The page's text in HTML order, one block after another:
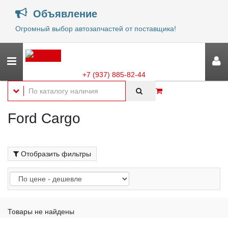
Объявление
Огромный выбор автозапчастей от поставщика!
+7 (937) 885-82-44
Ford Cargo
Отобразить фильтры
Товары не найдены